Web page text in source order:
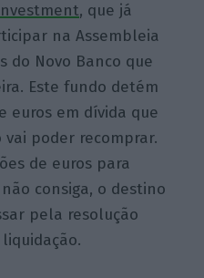
, que já
na Assembleia
do Novo Banco que
Este fundo detém
euros em dívida que
poder recomprar.
de euros para
consiga, o destino
pela resolução